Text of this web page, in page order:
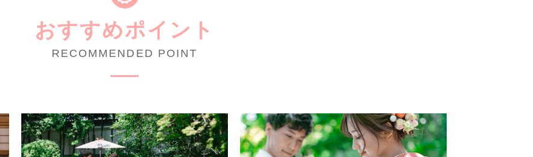
おすすめポイント
RECOMMENDED POINT